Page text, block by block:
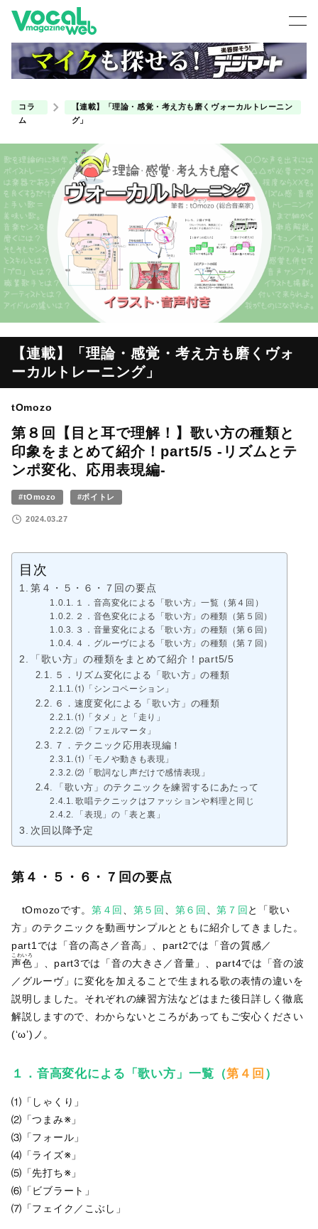
コラ
ム
【連載】「理論・感覚・考え方も磨くヴォーカルトレーニン
グ」
【連載】「理論・感覚・考え方も磨くヴォ
ーカルトレーニング」
tOmozo
第８回【目と耳で理解！】歌い方の種類と
印象をまとめて紹介！part5/5 -リズムとテ
ンポ変化、応用表現編-
#tOmozo #ボイトレ
2024.03.27
目次
第４・５・６・７回の要点
１．音高変化による「歌い方」一覧（第４回）
２．音色変化による「歌い方」の種類（第５回）
３．音量変化による「歌い方」の種類（第６回）
４．グルーヴによる「歌い方」の種類（第７回）
「歌い方」の種類をまとめて紹介！part5/5
５．リズム変化による「歌い方」の種類
⑴「シンコペーション」
６．速度変化による「歌い方」の種類
⑴「タメ」と「走り」
⑵「フェルマータ」
７．テクニック応用表現編！
⑴「モノや動きも表現」
⑵「歌詞なし声だけで感情表現」
「歌い方」のテクニックを練習するにあたって
歌唱テクニックはファッションや料理と同じ
「表現」の「表と裏」
次回以降予定
第４・５・６・７回の要点
tOmozoです。 第４回 、 第５回 、 第６回 、第７回 と「歌い
方」のテクニックを動画サンプルとともに紹介してきました。
part1では「音の高さ／音高」、part2では「音の質感／
声色
こわいろ
」、part3では「音の大きさ／音量」、part4では「音の波
／グルーヴ」に変化を加えることで生まれる歌の表情の違いを
説明しました。それぞれの練習方法などはまた後日詳しく徹底
解説しますので、わからないところがあってもご安心ください
(‘ω’)ノ。
１ ． 音高変化による「歌い方」一覧（第４回 ）
⑴「しゃくり」
⑵「つまみ※」
⑶「フォール」
⑷「ライズ※」
⑸「先打ち※」
⑹「ビブラート」
⑺「フェイク／こぶし」